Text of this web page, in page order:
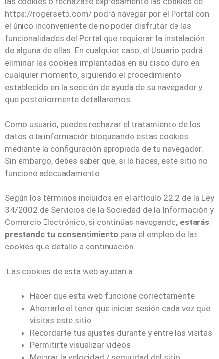
https://rogerseto.com/ podrá navegar por el Portal con
el único inconveniente de no poder disfrutar de las
funcionalidades del Portal que requieran la instalación
de alguna de ellas. En cualquier caso, el Usuario podrá
eliminar las cookies implantadas en su disco duro en
cualquier momento, siguiendo el procedimiento
establecido en la sección de ayuda de su navegador y
que posteriormente detallaremos.
Como usuario, puedes rechazar el tratamiento de los
datos o la información bloqueando estas cookies
mediante la configuración apropiada de tu navegador.
Sin embargo, debes saber que, si lo haces, este sitio no
funcione adecuadamente.
Según los términos incluidos en el artículo 22.2 de la Ley
34/2002 de Servicios de la Sociedad de la Información y
Comercio Electrónico, si continúas navegando, estarás
prestando tu consentimiento para el empleo de las
cookies que detallo a continuación.
Las cookies de esta web ayudan a:
Hacer que esta web funcione correctamente
Ahorrarle el tener que iniciar sesión cada vez que
visitas este sitio
Recordarte tus ajustes durante y entre las visitas
Permitirte visualizar videos
Mejorar la velocidad / seguridad del sitio